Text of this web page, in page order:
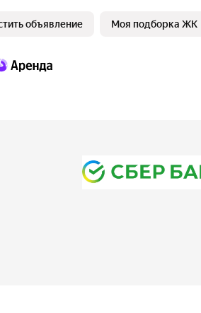
объявление Моя подборка ЖК